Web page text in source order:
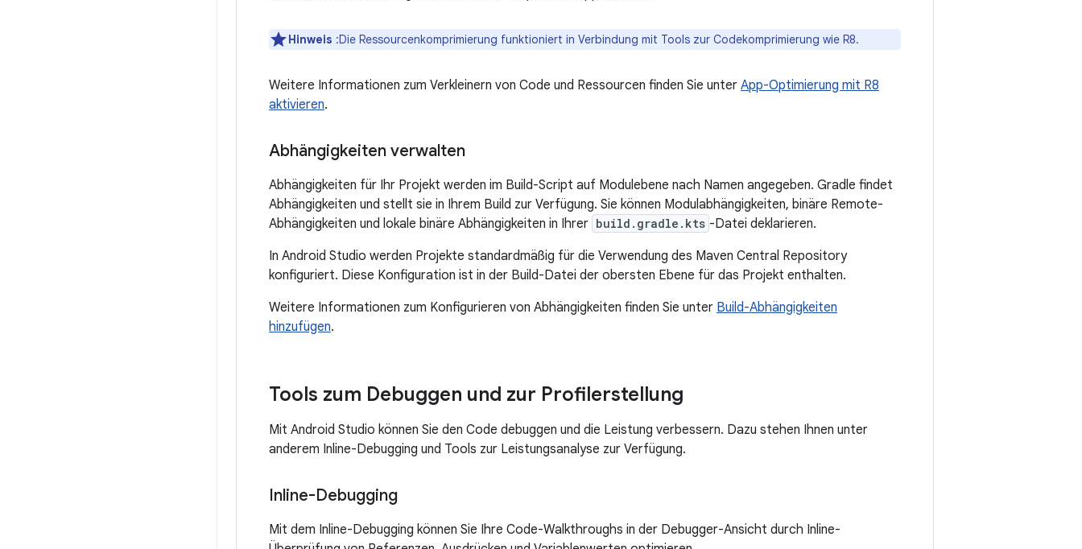
Hinweis :Die Ressourcenkomprimierung funktioniert in Verbindung mit Tools zur Codekomprimierung wie R8.
Weitere Informationen zum Verkleinern von Code und Ressourcen finden Sie unter App-Optimierung mit R8
aktivieren.
Abhängigkeiten verwalten
Abhängigkeiten für Ihr Projekt werden im Build-Script auf Modulebene nach Namen angegeben. Gradle findet
Abhängigkeiten und stellt sie in Ihrem Build zur Verfügung. Sie können Modulabhängigkeiten, binäre Remote-
Abhängigkeiten und lokale binäre Abhängigkeiten in Ihrer build.gradle.kts -Datei deklarieren.
In Android Studio werden Projekte standardmäßig für die Verwendung des Maven Central Repository
konfiguriert. Diese Konfiguration ist in der Build-Datei der obersten Ebene für das Projekt enthalten.
Weitere Informationen zum Konfigurieren von Abhängigkeiten finden Sie unter Build-Abhängigkeiten
hinzufügen.
Tools zum Debuggen und zur Profilerstellung
Mit Android Studio können Sie den Code debuggen und die Leistung verbessern. Dazu stehen Ihnen unter
anderem Inline-Debugging und Tools zur Leistungsanalyse zur Verfügung.
Inline-Debugging
Mit dem Inline-Debugging können Sie Ihre Code-Walkthroughs in der Debugger-Ansicht durch Inline-